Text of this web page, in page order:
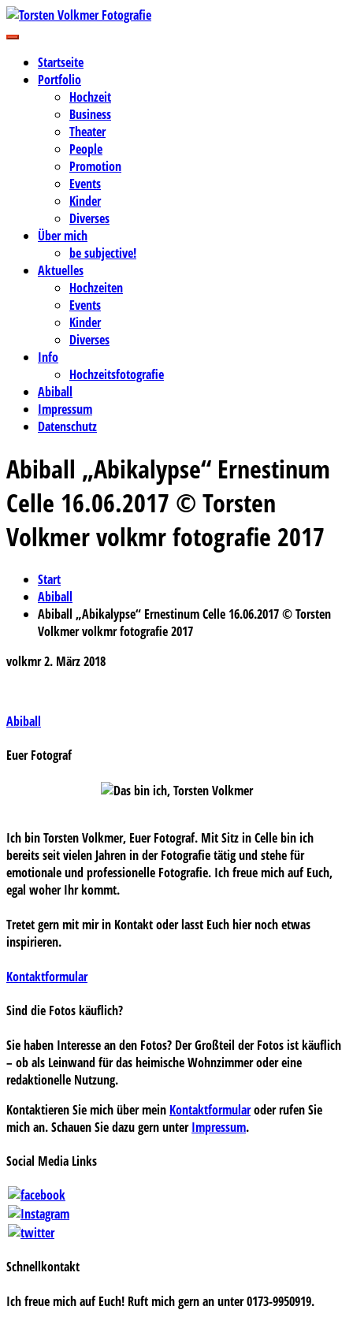
Zum
Inhalt
Torsten Volkmer Fotografie
Business-, Portrait- und Hochzeitsfotografie
Startseite
Portfolio
Hochzeit
Business
Theater
People
Promotion
Events
Kinder
Diverses
Über mich
be subjective!
Aktuelles
Hochzeiten
Events
Kinder
Diverses
Info
Hochzeitsfotografie
Abiball
Impressum
Datenschutz
Abiball „Abikalypse“ Ernestinum
Celle 16.06.2017 © Torsten
Volkmer volkmr fotografie 2017
Start
Abiball
Abiball „Abikalypse“ Ernestinum Celle 16.06.2017 © Torsten
Volkmer volkmr fotografie 2017
volkmr2. März 2018
Beitragsnavigation
Abiball
Euer Fotograf
Ich bin Torsten Volkmer, Euer Fotograf. Mit Sitz in Celle bin ich
bereits seit vielen Jahren in der Fotografie tätig und stehe für
emotionale und professionelle Fotografie. Ich freue mich auf Euch,
egal woher Ihr kommt.
Tretet gern mit mir in Kontakt oder lasst Euch hier noch etwas
inspirieren.
Kontaktformular
Sind die Fotos käuflich?
Sie haben Interesse an den Fotos? Der Großteil der Fotos ist käuflich
– ob als Leinwand für das heimische Wohnzimmer oder eine
redaktionelle Nutzung.
Kontaktieren Sie mich über mein Kontaktformularoder rufen Sie
mich an. Schauen Sie dazu gern unterImpressum.
Social Media Links
Schnellkontakt
Ich freue mich auf Euch! Ruft mich gern an unter 0173-9950919.